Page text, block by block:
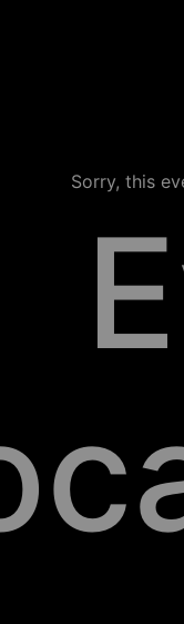
Sorry, this